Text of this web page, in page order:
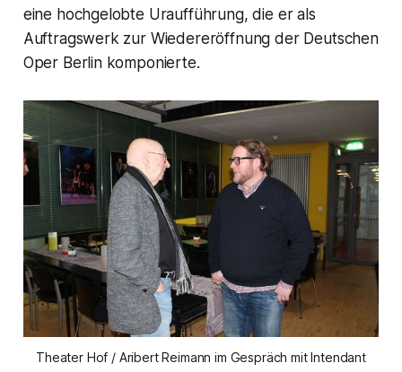
eine hochgelobte Uraufführung, die er als
Auftragswerk zur Wiedereröffnung der Deutschen
Oper Berlin komponierte.
Theater Hof / Aribert Reimann im Gespräch mit Intendant